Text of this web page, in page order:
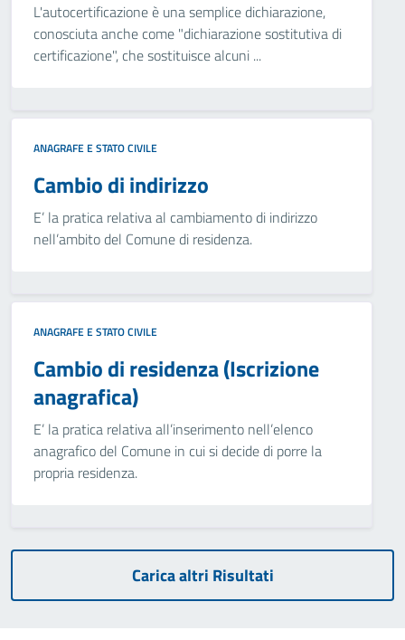
L'autocertificazione è una semplice dichiarazione,
conosciuta anche come "dichiarazione sostitutiva di
certificazione", che sostituisce alcuni ...
ANAGRAFE E STATO CIVILE
Cambio di indirizzo
E’ la pratica relativa al cambiamento di indirizzo
nell’ambito del Comune di residenza.
ANAGRAFE E STATO CIVILE
Cambio di residenza (Iscrizione
anagrafica)
E’ la pratica relativa all’inserimento nell’elenco
anagrafico del Comune in cui si decide di porre la
propria residenza.
Carica altri Risultati